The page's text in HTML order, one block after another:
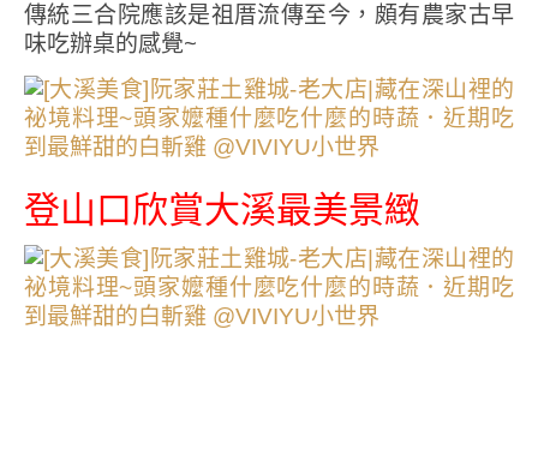
傳統三合院應該是祖厝流傳至今，頗有農家古早
味吃辦桌的感覺~
登山口欣賞大溪最美景緻